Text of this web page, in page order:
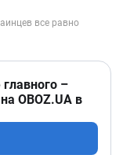
–
OBOZ.UA в